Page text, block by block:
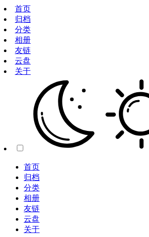
首页
归档
分类
相册
友链
云盘
关于
首页
归档
分类
相册
友链
云盘
关于